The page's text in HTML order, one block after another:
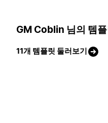
GM Coblin 님의 템플
11개 템플릿 둘러보기